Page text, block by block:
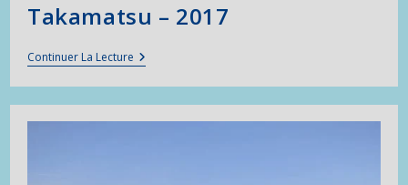
Takamatsu – 2017
Continuer La LectureTakamatsu
–
2017